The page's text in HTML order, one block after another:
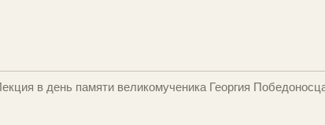
в день памяти великомученика Георгия